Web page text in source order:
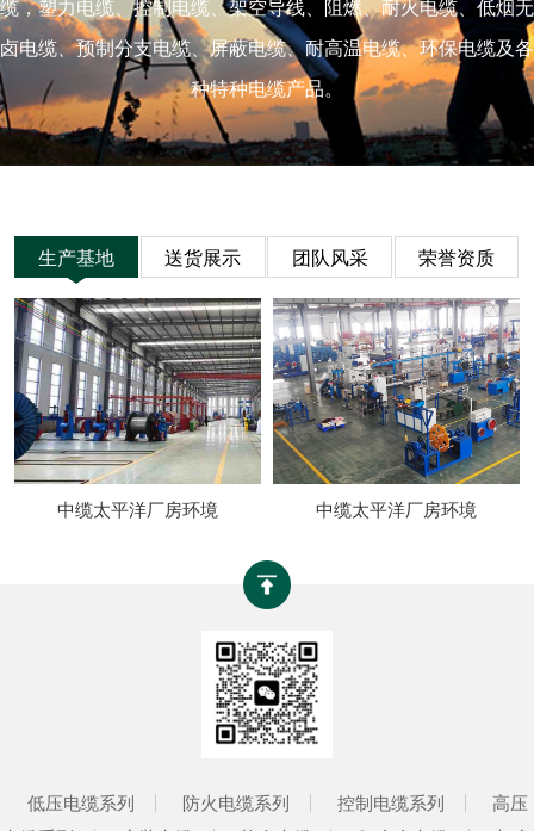
缆，塑力电缆、控制电缆、架空导线、阻燃、耐火电缆、低烟无
卤电缆、预制分支电缆、屏蔽电缆、耐高温电缆、环保电缆及各
种特种电缆产品。
生产基地 送货展示 团队风采 荣誉资质
中缆太平洋厂房环境 中缆太平洋厂房环境
低压电缆系列 防火电缆系列 控制电缆系列
高压